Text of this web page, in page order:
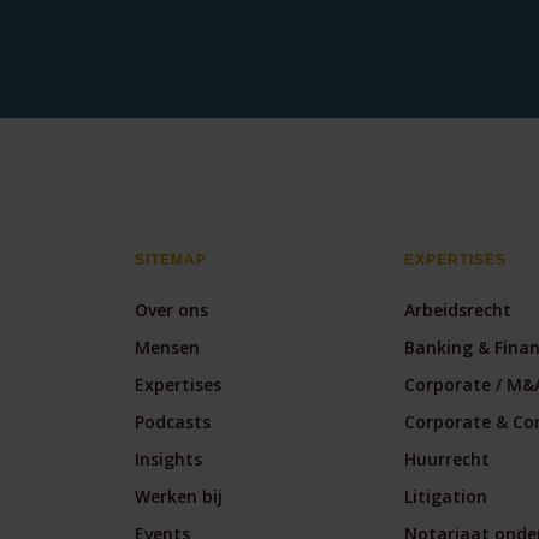
SITEMAP
Over ons
Mensen
Expertises
Podcasts
Insights
Werken bij
Events
EXPERTISES
Arbeidsrecht
Banking &
Corporate /
Corporate &
Huurrecht
Litigation
Notariaat